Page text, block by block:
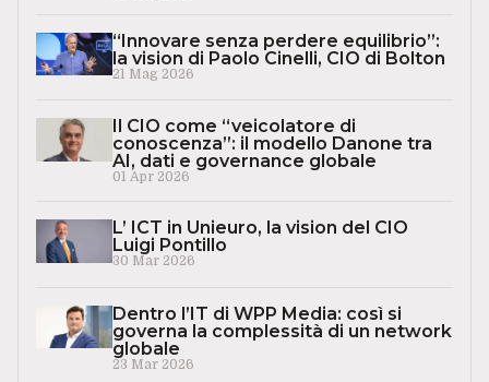
“Innovare senza perdere equilibrio”:
la vision di Paolo Cinelli, CIO di Bolton
21 Mag 2026
Il CIO come “veicolatore di
conoscenza”: il modello Danone tra
AI, dati e governance globale
01 Apr 2026
L’ ICT in Unieuro, la vision del CIO
Luigi Pontillo
30 Mar 2026
Dentro l’IT di WPP Media: così si
governa la complessità di un network
globale
23 Mar 2026